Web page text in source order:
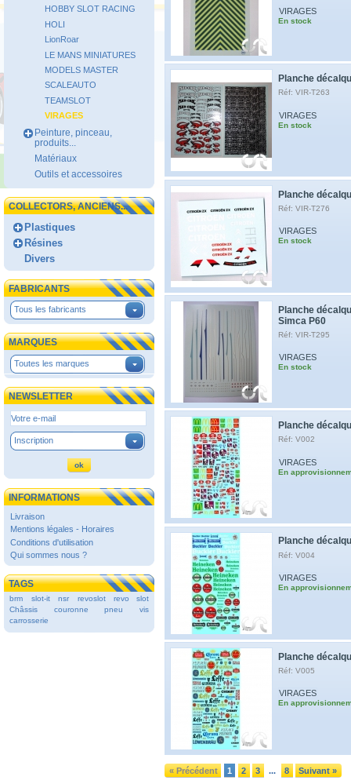
HOBBY SLOT RACING
HOLI
LionRoar
LE MANS MINIATURES
MODELS MASTER
SCALEAUTO
TEAMSLOT
VIRAGES
Peinture, pinceau,
produits...
Matériaux
Outils et accessoires
COLLECTORS, ANCIENS...
Plastiques
Résines
Divers
FABRICANTS
Tous les fabricants
MARQUES
Toutes les marques
NEWSLETTER
Inscription
INFORMATIONS
Livraison
Mentions légales - Horaires
Conditions d'utilisation
Qui sommes nous ?
TAGS
brm slot-it nsr revoslot
revo slot
Châssis
couronne pneu
vis
carrosserie
VIRAGES
En stock
Planche
Réf: VIR-T263
VIRAGES
En stock
Planche
Réf: VIR-T276
VIRAGES
En stock
Planche
Simca P60
Réf: VIR-T295
VIRAGES
En stock
Planche
Réf: V002
VIRAGES
En
Planche
Réf: V004
VIRAGES
En
Planche
Réf: V005
VIRAGES
En
« Précédent 1 2 3 ... 8 Suivant »